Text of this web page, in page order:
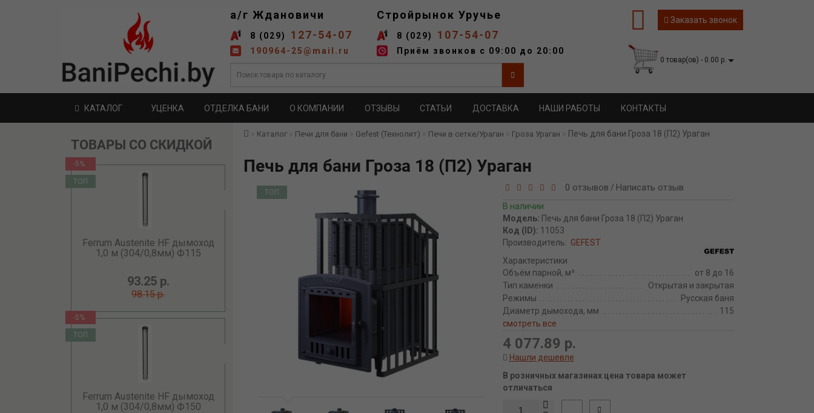
а/г Ждановичи
8 (029) 127-54-07
190964-25@mail.ru
Стройрынок Уручье
8 (029) 107-54-07
Приём звонков с 09:00 до 20:00
Заказать звонок
0 товар(ов) - 0.00 р.
КАТАЛОГ УЦЕНКА ОТДЕЛКА БАНИ О КОМПАНИИ ОТЗЫВЫ СТАТЬИ ДОСТАВКА НАШИ РАБОТЫ КОНТАКТЫ
ТОВАРЫ СО СКИДКОЙ
-5%
ТОП
Ferrum Austenite HF дымоход
1,0 м (304/0,8мм) Ф115
93.25 р.
98.15 р.
-5%
ТОП
Ferrum Austenite HF дымоход
1,0 м (304/0,8мм) Ф150
Каталог Печи для бани Gefest (Технолит) Печи в сетке/Ураган Гроза Ураган Печь для бани Гроза 18 (П2) Ураган
Печь для бани Гроза 18 (П2) Ураган
ТОП 0 отзывов / Написать отзыв
В наличии
Модель: Печь для бани Гроза 18 (П2) Ураган
Код (ID): 11053
Производитель: GEFEST
Характеристики
Объём парной, м³
от 8 до 16
Тип каменки
Открытая и закрытая
Режимы
Русская баня
Диаметр дымохода, мм
115
смотреть все
4 077.89 р.
Нашли дешевле
В розничных магазинах цена товара может
отличаться